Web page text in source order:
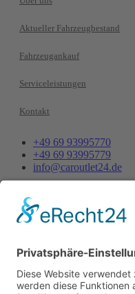
Aktueller Fahrzeugbestand
Fahrzeugankauf
Serviceleistungen
Kontakt
+49 69 93995770
+49 69 93995779
info@caroutlet24.de